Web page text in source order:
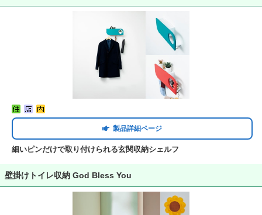
製品詳細ページ
細いピンだけで取り付けられる玄関収納シェルフ
壁掛けトイレ収納 God Bless You